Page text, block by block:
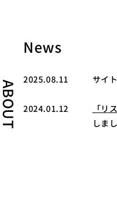
News
2025.08.11
2024.01.12
サイ
「リ
しま